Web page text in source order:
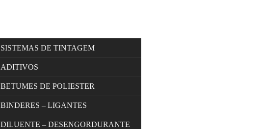
SISTEMAS DE TINTAGEM
ADITIVOS
BETUMES DE POLIESTER
BINDERES – LIGANTES
DILUENTE – DESENGORDURANTE